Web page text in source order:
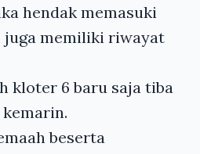
hendak memasuki
juga memiliki riwayat
kloter 6 baru saja tiba
beserta